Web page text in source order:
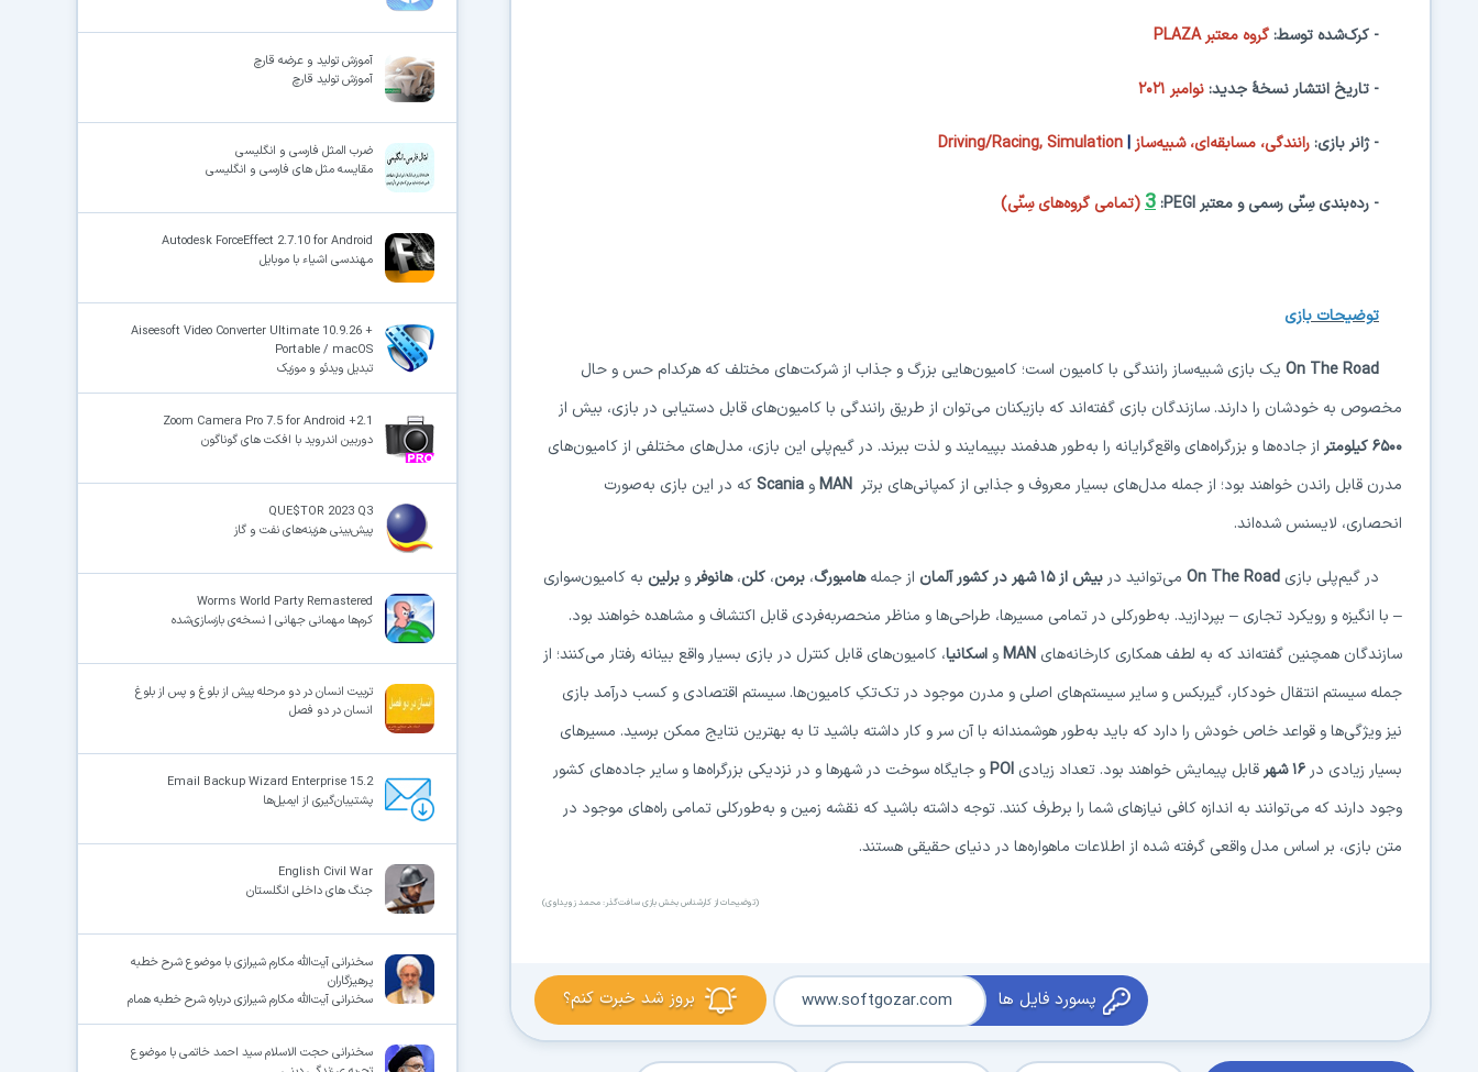
- کرک‌شده توسط:PLAZA گروه معتبر
- تاریخ انتشار نسخهٔ جدید:نوامبر ۲۰۲۱
- ژانر بازی:رانندگی، مسابقه‌ای، شبیه‌ساز |
Driving/Racing, Simulation
- رده‌بندی سِنّی رسمی و معتبر PEGI
:
3(تمامی گروه‌های سِنّی)
توضیحات بازی
On The Road یک بازی شبیه‌ساز رانندگی با کامیون است؛ کامیون‌هایی بزرگ و جذاب از شرکت‌های مختلف که هرکدام حس و حال
مخصوص به خودشان را دارند. سازندگان بازی گفته‌اند که بازیکنان می‌توان از طریق رانندگی با کامیون‌های قابل دستیابی در بازی، بیش از
۶۵۰۰کیلومتر از جاده‌ها و بزرگراه‌های واقع‌گرایانه را به‌طور هدفمند بپیمایند و لذت ببرند. در گیم‌پلی این بازی، مدل‌های مختلفی از کامیون‌های
مدرن قابل راندن خواهند بود؛ از جمله مدل‌های بسیار معروف و جذابی از کمپانی‌های برتر MANو Scaniaکه در این بازی به‌صورت
انحصاری، لایسنس شده‌اند.
در گیم‌پلی بازی On The Road می‌توانید در بیش از۱۵شهر در کشور آلمان از جملههامبورگ، برمن، کلن،هانوفر و برلین به کامیون‌سواری
– با انگیزه و رویکرد تجاری – بپردازید. به‌طورکلی در تمامی مسیرها، طراحی‌ها و مناظر منحصربه‌فردی قابل اکتشاف و مشاهده خواهند بود.
سازندگان همچنین گفته‌اند که به لطف همکاری کارخانه‌های MANو اسکانیا، کامیون‌های قابل کنترل در بازی بسیار واقع بینانه رفتار می‌کنند؛ از
جمله سیستم انتقال خودکار، گیربکس و سایر سیستم‌های اصلی و مدرن موجود در تک‌تکِ کامیون‌ها. سیستم اقتصادی و کسب درآمد بازی
نیز ویژگی‌ها و قواعد خاص خودش را دارد که باید به‌طور هوشمندانه با آن سر و کار داشته باشید تا به بهترین نتایج ممکن برسید. مسیرهای
بسیار زیادی در ۱۶شهر قابل پیمایش خواهند بود. تعداد زیادی POIو جایگاه سوخت در شهرها و در نزدیکی بزرگراه‌ها و سایر جاده‌های کشور
وجود دارند که می‌توانند به اندازه کافی نیازهای شما را برطرف کنند. توجه داشته باشید که نقشه زمین و به‌طورکلی تمامی راه‌های موجود در
متن بازی، بر اساس مدل واقعی گرفته شده از اطلاعات ماهواره‌ها در دنیای حقیقی هستند.
(توضیحات از کارشناس بخش بازی سافت‌گذر: محمد زویداوی)
بروز شد خبرت کنم؟ پسورد فایل ها www.softgozar.com
آموزش تولید و عرضه قارچ
آموزش تولید قارچ
ضرب المثل فارسی و انگلیسی
مقایسه مثل های فارسی و انگلیسی
Autodesk ForceEffect 2.7.10 for Android
مهندسی اشیاء با موبایل
Aiseesoft Video Converter Ultimate 10.9.26 +
Portable / macOS
تبدیل ویدئو و موزیک
Zoom Camera Pro 7.5 for Android +2.1
دوربین اندروید با افکت های گوناگون
QUE$TOR 2023 Q3
پیش‌بینی هزینه‌های نفت و گاز
Worms World Party Remastered
کرم‌ها مهمانی جهانی | نسخه‌ی بازسازی‌شده
تربیت انسان در دو مرحله پیش از بلوغ و پس از بلوغ
انسان در دو فصل
Email Backup Wizard Enterprise 15.2
پشتیبان‌گیری از ایمیل‌ها
English Civil War
جنگ های داخلی انگلستان
سخنرانی آیت‌الله مکارم شیرازی با موضوع شرح خطبه
پرهیزگاران
سخنرانی آیت‌الله مکارم شیرازی درباره شرح خطبه همام
سخنرانی حجت الاسلام سید احمد خاتمی با موضوع
در حال آماده‌سازی لینک دانلود...
15
⭐ با عضویت ویژه، تمام محدودیت‌ها را بردارید: